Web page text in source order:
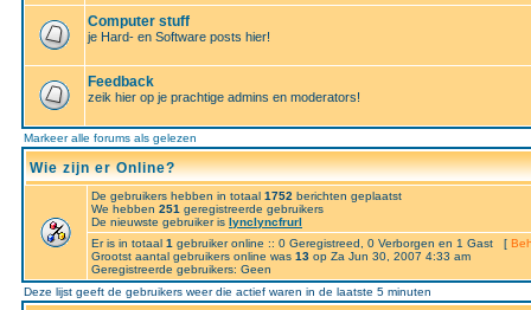
Computer stuff
je Hard- en Software posts hier!
Feedback
zeik hier op je prachtige admins en moderators!
Markeer alle forums als gelezen
Wie zijn er Online?
De gebruikers hebben in totaal 1752 berichten geplaatst
We hebben 251 geregistreerde gebruikers
De nieuwste gebruiker is lynclyncfrurl
Er is in totaal 1 gebruiker online :: 0 Geregistreed, 0 Verborgen en 1 Gast [
Grootst aantal gebruikers online was 13 op Za Jun 30, 2007 4:33 am
Geregistreerde gebruikers: Geen
Deze lijst geeft de gebruikers weer die actief waren in de laatste 5 minuten